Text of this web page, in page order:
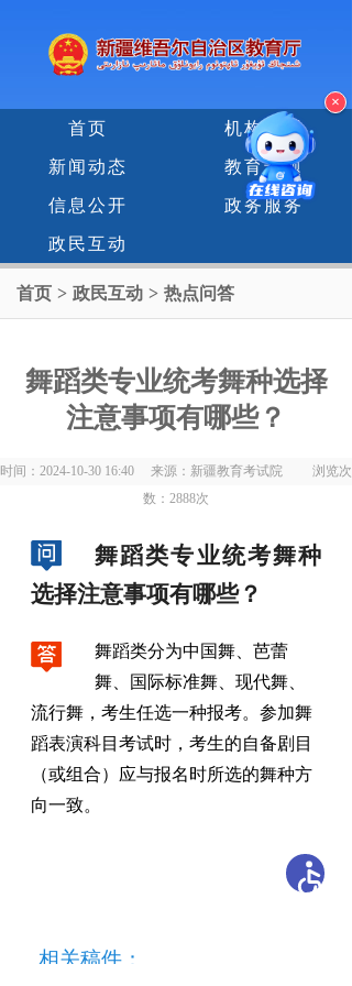
首页 机构设置
新闻动态 教育专题
信息公开 政务服务
政民互动
首页 > 政民互动 > 热点问答
舞蹈类专业统考舞种选择
注意事项有哪些？
时间：2024-10-30 16:40 来源：新疆教育考试院 浏览次
数： 2888次
舞蹈类专业统考舞种
选择注意事项有哪些？
舞蹈类分为中国舞、芭蕾
舞、国际标准舞、现代舞、
流行舞 ， 考生任选一种报考。参加舞
蹈表演科目考试时 ， 考生的自备剧目
（或组合）应与报名时所选的舞种方
向一致。
相关稿件：
×